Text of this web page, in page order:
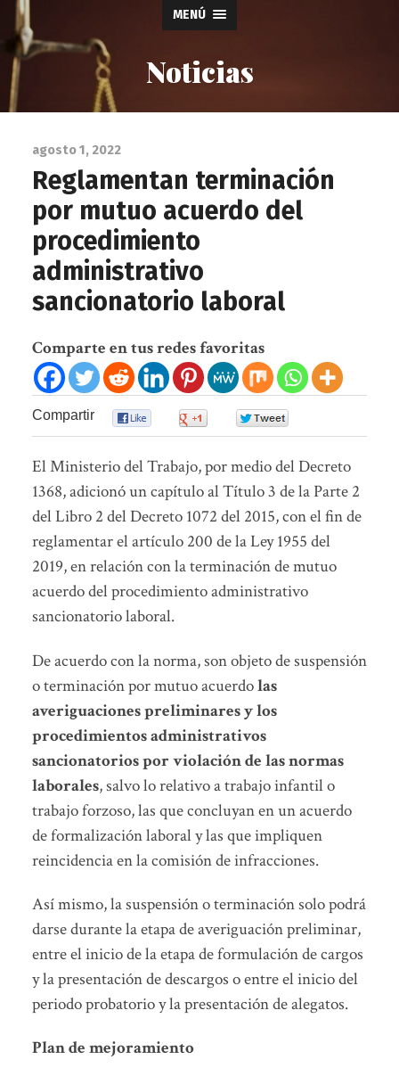
MENÚ
Noticias
agosto 1, 2022
Reglamentan terminación
por mutuo acuerdo del
procedimiento
administrativo
sancionatorio laboral
Comparte en tus redes favoritas
Compartir
El Ministerio del Trabajo, por medio del Decreto
1368, adicionó un capítulo al Título 3 de la Parte 2
del Libro 2 del Decreto 1072 del 2015, con el fin de
reglamentar el artículo 200 de la Ley 1955 del
2019, en relación con la terminación de mutuo
acuerdo del procedimiento administrativo
sancionatorio laboral.
De acuerdo con la norma, son objeto de suspensión
o terminación por mutuo acuerdolas
averiguaciones preliminares y los
procedimientos administrativos
sancionatorios por violación de las normas
laborales, salvo lo relativo a trabajo infantil o
trabajo forzoso, las que concluyan en un acuerdo
de formalización laboral y las que impliquen
reincidencia en la comisión de infracciones.
Así mismo, la suspensión o terminación solo podrá
darse durante la etapa de averiguación preliminar,
entre el inicio de la etapa de formulación de cargos
y la presentación de descargos o entre el inicio del
periodo probatorio y la presentación de alegatos.
Plan de mejoramiento